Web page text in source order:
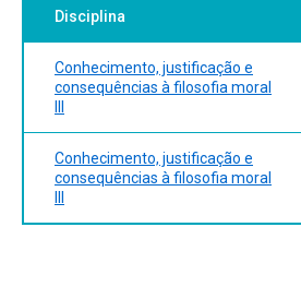
Disciplina
Conhecimento, justificação e
consequências à filosofia moral
III
Conhecimento, justificação e
consequências à filosofia moral
III